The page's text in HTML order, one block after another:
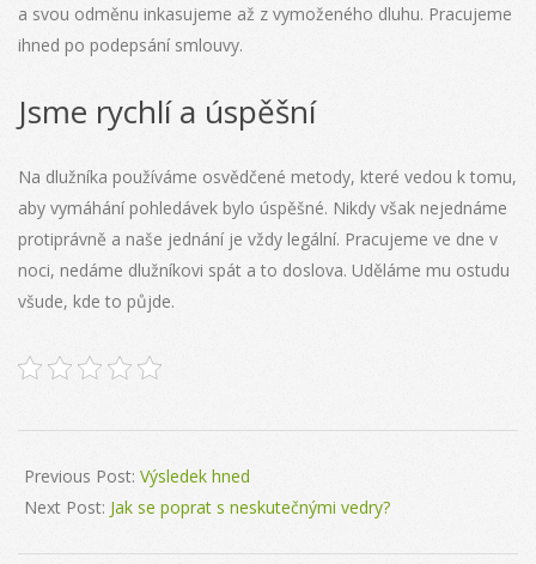
a svou odměnu inkasujeme až z vymoženého dluhu. Pracujeme
ihned po podepsání smlouvy.
Jsme rychlí a úspěšní
Na dlužníka používáme osvědčené metody, které vedou k tomu,
aby vymáhání pohledávek bylo úspěšné. Nikdy však nejednáme
protiprávně a naše jednání je vždy legální. Pracujeme ve dne v
noci, nedáme dlužníkovi spát a to doslova. Uděláme mu ostudu
všude, kde to půjde.
02-
23
Previous Post: Výsledek hned
Next Post: Jak se poprat s neskutečnými vedry?